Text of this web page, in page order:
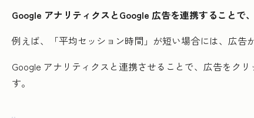
Google アナリティクスとGoogle 広告を連携すること
例えば、「平均セッション時間」が短い場合には、広告
Google アナリティクスと連携させることで、広告をク
す。